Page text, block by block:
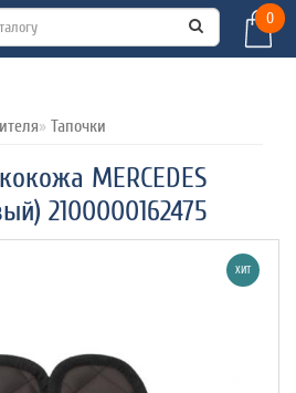
0
Тапочки
MERCEDES
2100000162475
ХИТ